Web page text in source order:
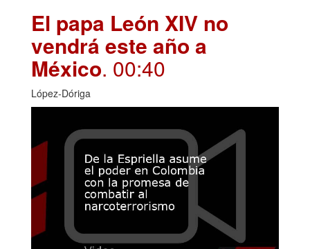
El papa León XIV no
vendrá este año a
México. 00:40
López-Dóriga